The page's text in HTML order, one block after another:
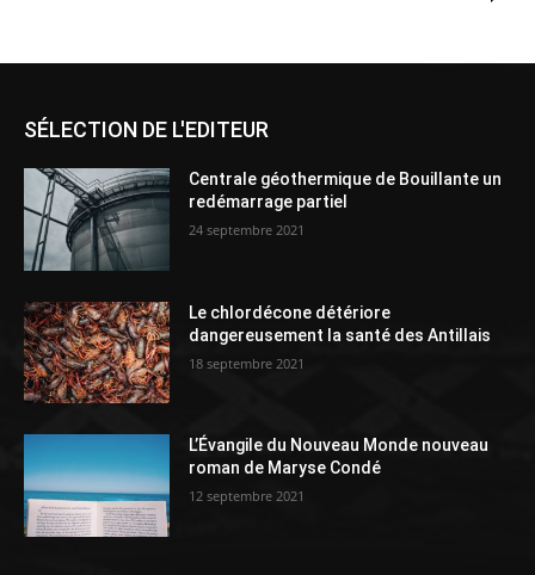
SÉLECTION DE L'EDITEUR
Centrale géothermique de Bouillante un
redémarrage partiel
24 septembre 2021
Le chlordécone détériore
dangereusement la santé des Antillais
18 septembre 2021
L’Évangile du Nouveau Monde nouveau
roman de Maryse Condé
12 septembre 2021